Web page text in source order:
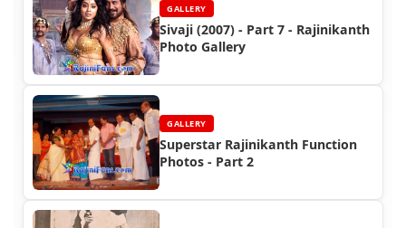
GALLERY
Sivaji (2007) - Part 7 - Rajinikanth
Photo Gallery
GALLERY
Superstar Rajinikanth Function
Photos - Part 2